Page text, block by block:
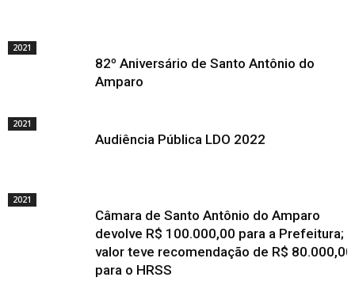
2021
82º Aniversário de Santo Antônio do
Amparo
2021
Audiência Pública LDO 2022
2021
Câmara de Santo Antônio do Amparo
devolve R$ 100.000,00 para a Prefeitura;
valor teve recomendação de R$ 80.000,00
para o HRSS